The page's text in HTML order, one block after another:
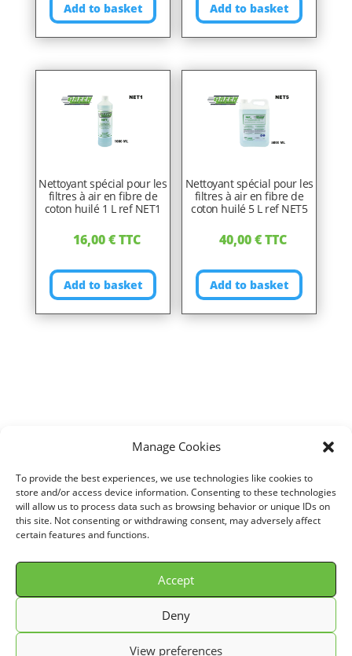
Manage Cookies
To provide the best experiences, we use technologies like cookies to
store and/or access device information. Consenting to these technologies
will allow us to process data such as browsing behavior or unique IDs on
this site. Not consenting or withdrawing consent, may adversely affect
certain features and functions.
Accept
Deny
View preferences
Add to basket Add to basket
Nettoyant spécial pour les
filtres à air en fibre de
coton huilé 1 L ref NET1
16,00€TTC
Add to basket
Nettoyant spécial pour les
filtres à air en fibre de
coton huilé 5 L ref NET5
40,00€TTC
Add to basket
MERCEDES/G CLASSE (W461/463)
(Attention 2 filtres nécessaires) (215 cv)
/ Air filter for MERCEDES G
CLASSE (W461/463) 320 V6 (Attention 2 filtres nécessaires) (215 cv)
years 03/98>09/06 ref. P950350
© GREEN FILTER 2026. Tous droits réservés.
Conditions Générale de Vente (C.G.V.)